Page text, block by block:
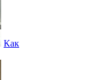
Как